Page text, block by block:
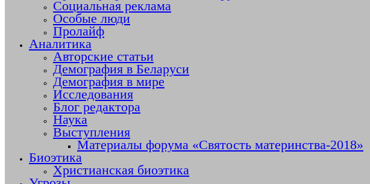
Социальная реклама
Особые люди
Пролайф
Аналитика
Авторские статьи
Демография в Беларуси
Демография в мире
Исследования
Блог редактора
Наука
Выступления
Материалы форума «Святость материнства-2018»
Биоэтика
Христианская биоэтика